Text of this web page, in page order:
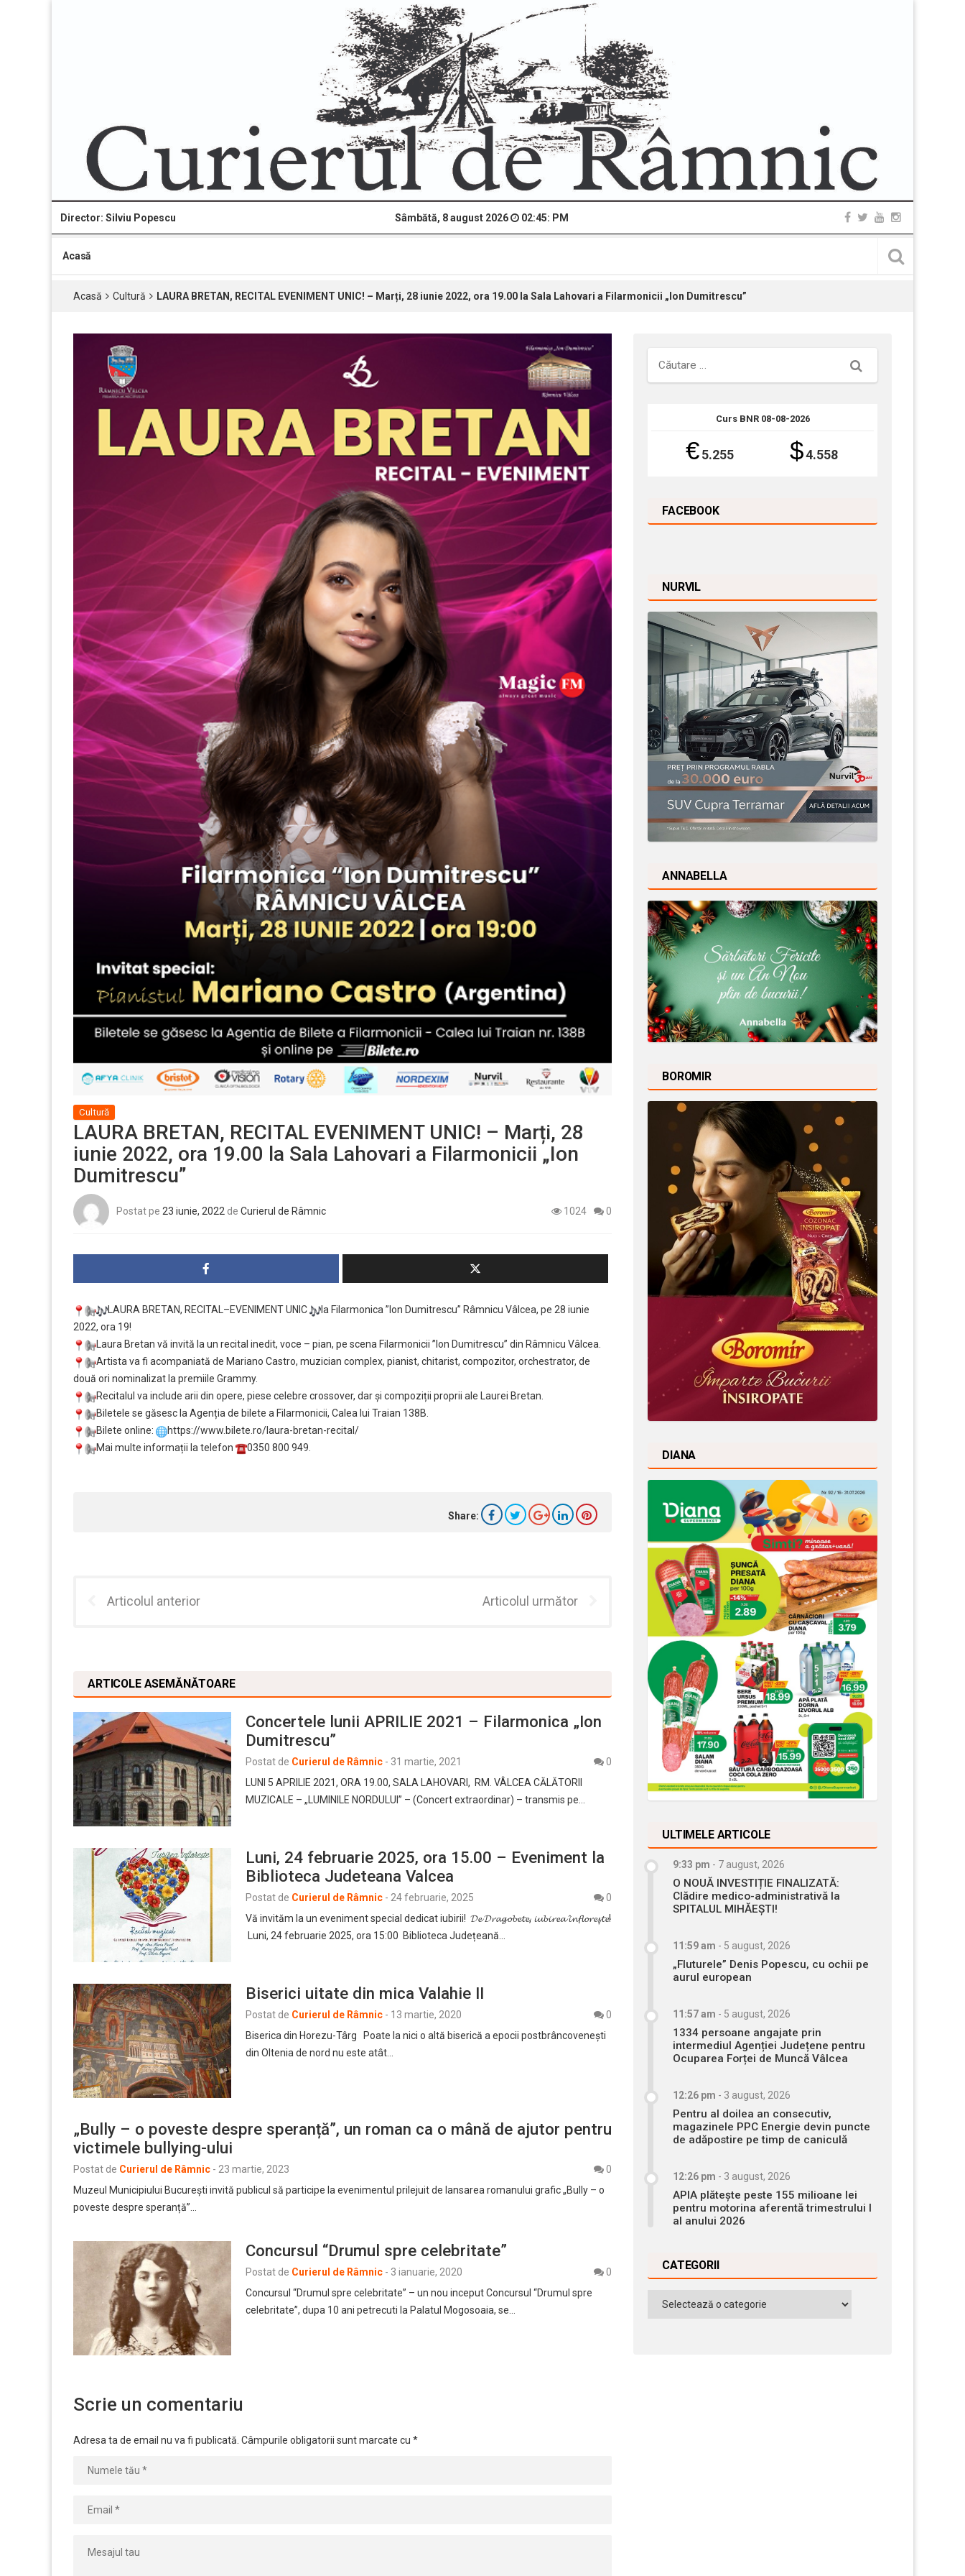
Director: Silviu Popescu Sâmbătă, 8 august 2026 02:45: PM
Acasă
Acasă Cultură LAURA BRETAN, RECITAL EVENIMENT UNIC! – Marți, 28 iunie 2022, ora 19.00 la Sala Lahovari a Filarmonicii „Ion Dumitrescu”
Cultură
LAURA BRETAN, RECITAL EVENIMENT UNIC! – Marți, 28
iunie 2022, ora 19.00 la Sala Lahovari a Filarmonicii „Ion
Dumitrescu”
Postat pe 23 iunie, 2022 de Curierul de Râmnic 1024 0
LAURA BRETAN, RECITAL–EVENIMENT UNIC
la Filarmonica ”Ion Dumitrescu” Râmnicu Vâlcea, pe 28 iunie
2022, ora 19!
Laura Bretan vă invită la un recital inedit, voce – pian, pe scena Filarmonicii ”Ion Dumitrescu” din Râmnicu Vâlcea.
Artista va fi acompaniată de Mariano Castro, muzician complex, pianist, chitarist, compozitor, orchestrator, de
două ori nominalizat la premiile Grammy.
Recitalul va include arii din opere, piese celebre crossover, dar și compoziții proprii ale Laurei Bretan.
Biletele se găsesc la Agenția de bilete a Filarmonicii, Calea lui Traian 138B.
Bilete online:
https://www.bilete.ro/laura-bretan-recital/
Mai multe informații la telefon
0350 800 949.
Share:
Articolul anterior Articolul următor
ARTICOLE ASEMĂNĂTOARE
Concertele lunii APRILIE 2021 – Filarmonica „Ion
Dumitrescu”
Postat de Curierul de Râmnic - 31 martie, 2021
0
LUNI 5 APRILIE 2021, ORA 19.00, SALA LAHOVARI, RM. VÂLCEA CĂLĂTORII
MUZICALE – „LUMINILE NORDULUI” – (Concert extraordinar) – transmis pe…
Luni, 24 februarie 2025, ora 15.00 – Eveniment la
Biblioteca Judeteana Valcea
Postat de Curierul de Râmnic - 24 februarie, 2025
0
Vă invităm la un eveniment special dedicat iubirii! 𝓓𝓮 𝓓𝓻𝓪𝓰𝓸𝓫𝓮𝓽𝓮, 𝓲𝓾𝓫𝓲𝓻𝓮𝓪 𝓲̂𝓷𝓯𝓵𝓸𝓻𝓮𝓼̦𝓽𝓮!
Luni, 24 februarie 2025, ora 15:00 Biblioteca Județeană…
Biserici uitate din mica Valahie II
Postat de Curierul de Râmnic - 13 martie, 2020
0
Biserica din Horezu-Târg Poate la nici o altă biserică a epocii postbrâncoveneşti
din Oltenia de nord nu este atât…
„Bully – o poveste despre speranță”, un roman ca o mână de ajutor pentru
victimele bullying-ului
Postat de Curierul de Râmnic - 23 martie, 2023
0
Muzeul Municipiului București invită publicul să participe la evenimentul prilejuit de lansarea romanului grafic „Bully – o
poveste despre speranță”…
Concursul “Drumul spre celebritate”
Postat de Curierul de Râmnic - 3 ianuarie, 2020
0
Concursul “Drumul spre celebritate” – un nou inceput Concursul “Drumul spre
celebritate”, dupa 10 ani petrecuti la Palatul Mogosoaia, se…
Scrie un comentariu
Adresa ta de email nu va fi publicată. Câmpurile obligatorii sunt marcate cu *
Căutare
Curs BNR 08-08-2026
€ 5.255 $4.558
FACEBOOK
NURVIL
ANNABELLA
BOROMIR
DIANA
ULTIMELE ARTICOLE
9:33 pm - 7 august, 2026
O NOUĂ INVESTIȚIE FINALIZATĂ:
Clădire medico-administrativă la
SPITALUL MIHĂEȘTI!
11:59 am - 5 august, 2026
„Fluturele” Denis Popescu, cu ochii pe
aurul european
11:57 am - 5 august, 2026
1334 persoane angajate prin
intermediul Agenției Județene pentru
Ocuparea Forței de Muncă Vâlcea
12:26 pm - 3 august, 2026
Pentru al doilea an consecutiv,
magazinele PPC Energie devin puncte
de adăpostire pe timp de caniculă
12:26 pm - 3 august, 2026
APIA plătește peste 155 milioane lei
pentru motorina aferentă trimestrului I
al anului 2026
CATEGORII
Categorii